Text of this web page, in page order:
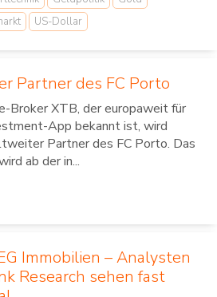
US-Dollar
Partner des FC Porto
Broker XTB, der europaweit für
App bekannt ist, wird
Partner des FC Porto. Das
ab der in...
Immobilien – Analysten
Research sehen fast